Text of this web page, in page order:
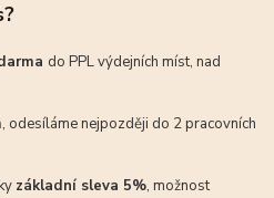
do PPL výdejních míst, nad
, odesíláme nejpozději do 2 pracovních
základní sleva 5%, možnost